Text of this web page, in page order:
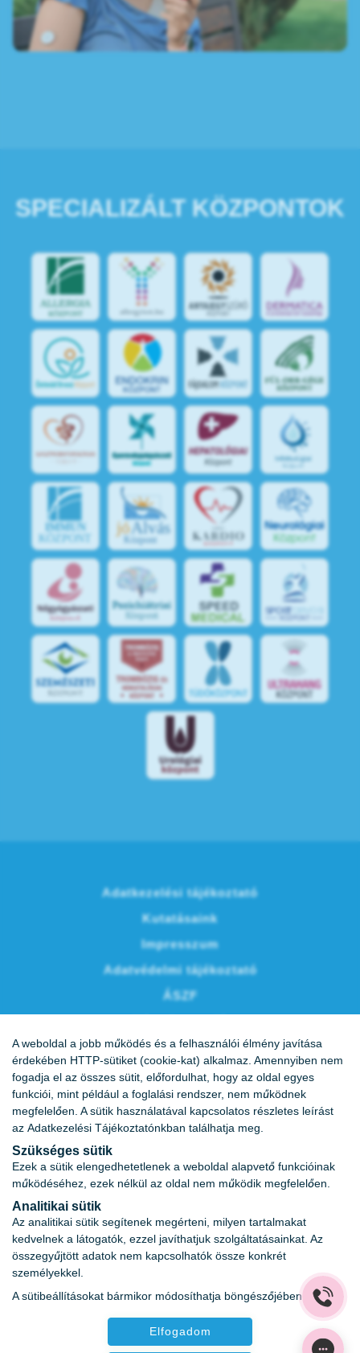
A weboldal a jobb működés és a felhasználói élmény javítása
érdekében HTTP-sütiket (cookie-kat) alkalmaz. Amennyiben nem
fogadja el az összes sütit, előfordulhat, hogy az oldal egyes
funkciói, mint például a foglalási rendszer, nem működnek
megfelelően. A sütik használatával kapcsolatos részletes leírást
az Adatkezelési Tájékoztatónkban találhatja meg.
Szükséges sütik
Ezek a sütik elengedhetetlenek a weboldal alapvető funkcióinak
működéséhez, ezek nélkül az oldal nem működik megfelelően.
Analitikai sütik
Az analitikai sütik segítenek megérteni, milyen tartalmakat
kedvelnek a látogatók, ezzel javíthatjuk szolgáltatásainkat. Az
összegyűjtött adatok nem kapcsolhatók össze konkrét
személyekkel.
A sütibeállításokat bármikor módosíthatja böngészőjében.
Elfogadom
SPECIALIZÁLT KÖZPONTOK
IMMUN
KÖZPONT
jóAlvás
Központ
POR
Adatkezelési tájékoztató
Kutatásaink
Impresszum
Adatvédelmi tájékoztató
ÁSZF
Karrier
A képek aShutterstock.comés aCanva.comlicence
alapján kerültek felhasználásra.
Prima Medica Egészségközpontok .
Minden jog fenntartva.